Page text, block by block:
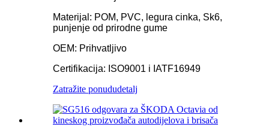
Materijal: POM, PVC, legura cinka, Sk6,
punjenje od prirodne gume
OEM: Prihvatljivo
Certifikacija: ISO9001 i IATF16949
Zatražite ponududetalj